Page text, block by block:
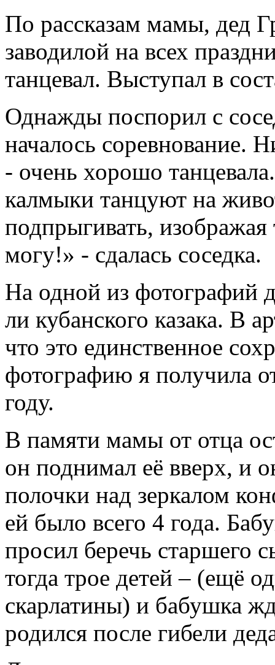
По рассказам мамы, дед
заводилой на всех
танцевал. Выступал в
Однажды поспорил с
началось соревнование.
- очень хорошо
калмыки танцуют на
подпрыгивать,
могу!» - сдалась соседка.
На одной из фотографий
ли кубанского казака. В
что это единственное
фотографию я получила
году.
В памяти мамы от отца
он поднимал её вверх, и
полочки над зеркалом
ей было всего 4 года.
просил беречь старшего
тогда трое детей – (ещё
скарлатины) и бабушка
родился после гибели